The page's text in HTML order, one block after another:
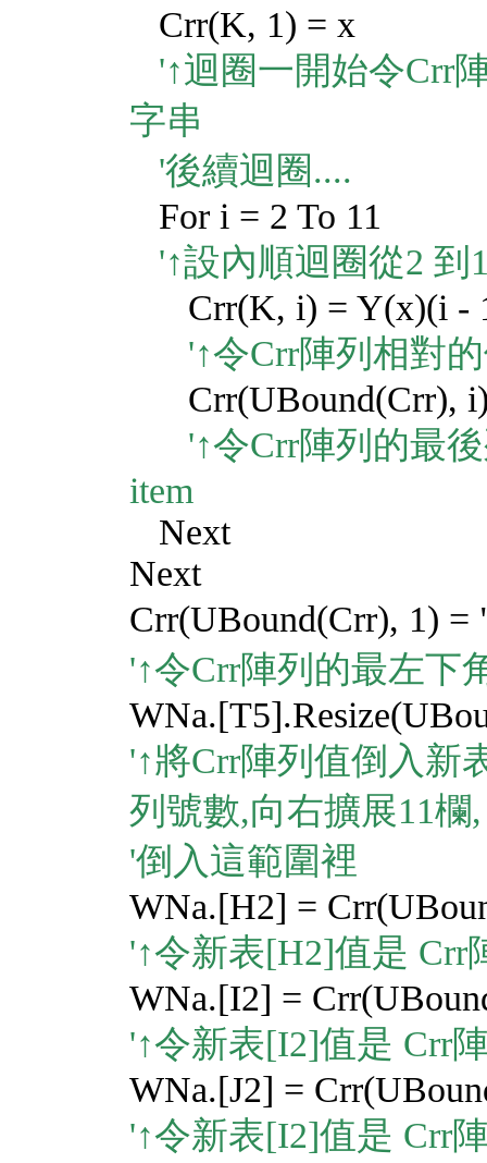
Crr(K, 1) = x
'↑迴圈一開始令Crr
字串
'後續迴圈....
For i = 2 To 11
'↑設內順迴圈從2 到
Crr(K, i) = Y(x)(i -
'↑令Crr陣列相對
Crr(UBound(Crr), i)
'↑令Crr陣列的最
item
Next
Next
Crr(UBound(Crr), 1) =
'↑令Crr陣列的最左下
'↑將Crr陣列值倒入新
列號數,向右擴展11欄,
'倒入這範圍裡
WNa.[H2] =
'↑令新表[H2]值是 Crr
WNa.[I2] =
'↑令新表[I2]值是 Crr
WNa.[J2] =
'↑令新表[I2]值是 Crr